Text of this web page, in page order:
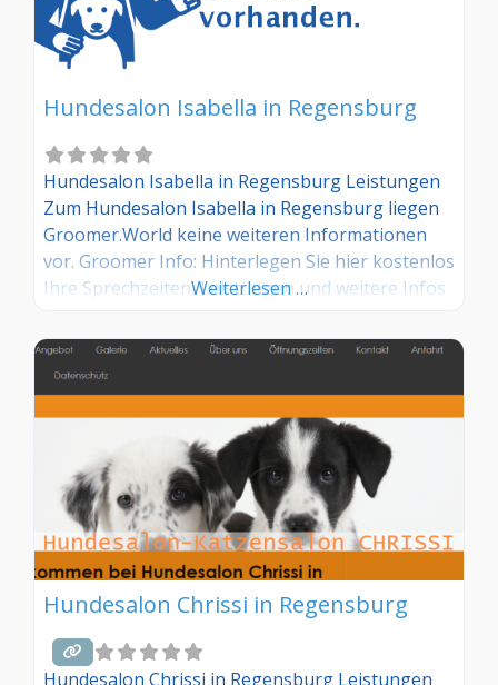
Hundesalon Isabella in Regensburg
Hundesalon Isabella in Regensburg Leistungen
Zum Hundesalon Isabella in Regensburg liegen
Groomer.World keine weiteren Informationen
vor. Groomer Info: Hinterlegen Sie hier kostenlos
Ihre Sprechzeiten, Leistungen und weitere Infos
Hundesalons? Dann teilen Sie Ihre Erfahrungen
über die Kommentarfunktion unten mit anderen
Hundebesitzer/innen!
Weiterlesen …
Hundesalon Chrissi in Regensburg
Hundesalon Chrissi in Regensburg Leistungen